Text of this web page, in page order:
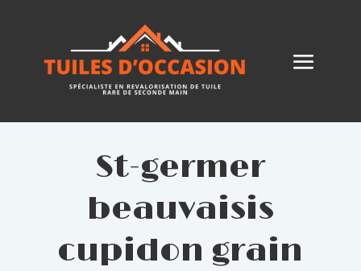
St-germer
beauvaisis
cupidon grain